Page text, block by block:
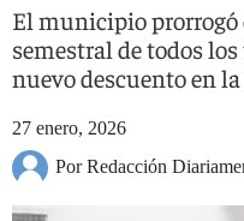
El municipio
semestral de todos
nuevo descuento en
27 enero, 2026
Por Redacción